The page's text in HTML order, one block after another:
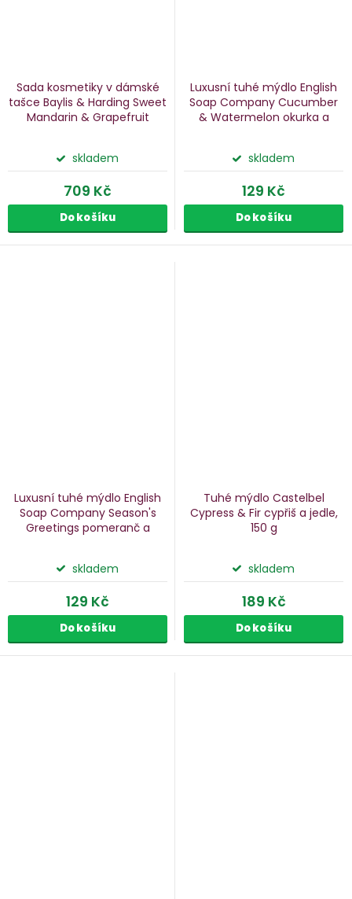
Sada kosmetiky v dámské
tašce Baylis & Harding Sweet
Mandarin & Grapefruit
skladem
709 Kč
Do košíku
Luxusní tuhé mýdlo English
Soap Company Cucumber
& Watermelon okurka a
skladem
129 Kč
Do košíku
Luxusní tuhé mýdlo English
Soap Company Season's
Greetings pomeranč a
skladem
129 Kč
Do košíku
Tuhé mýdlo Castelbel
Cypress & Fir cypřiš a jedle,
150 g
skladem
189 Kč
Do košíku